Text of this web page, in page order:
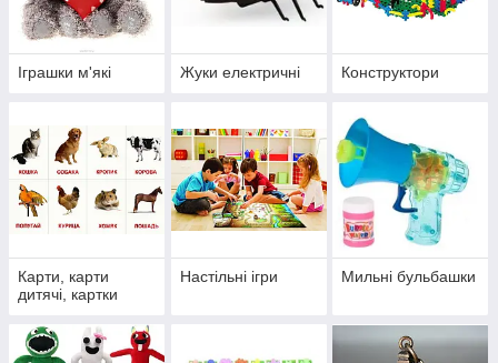
Іграшки м'які Жуки електричні Конструктори
Карти, карти
дитячі, картки
Настільні ігри Мильні бульбашки